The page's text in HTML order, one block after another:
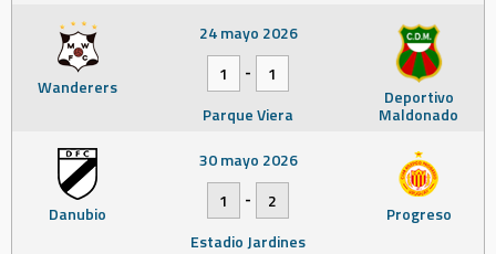
Wanderers Deportivo
Maldonado
24 mayo 2026
1
-
1
Parque Viera
Danubio Progreso
30 mayo 2026
1
-
2
Estadio Jardines